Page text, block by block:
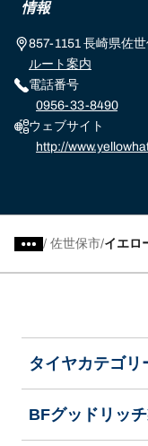
情報
857-1151 長崎県佐
ルート案内
電話番号
0956-33-8490
ウェブサイト
http://
/ 佐世保市 イエロ
タイヤカテゴリ
BFグッドリッ